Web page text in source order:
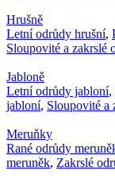
Hrušně
Letní odrůdy hrušní,
Sloupovité a zakrslé
Jabloně
Letní odrůdy jabloní,
jabloní, Sloupovité a
Meruňky
Rané odrůdy
meruněk, Zakrslé